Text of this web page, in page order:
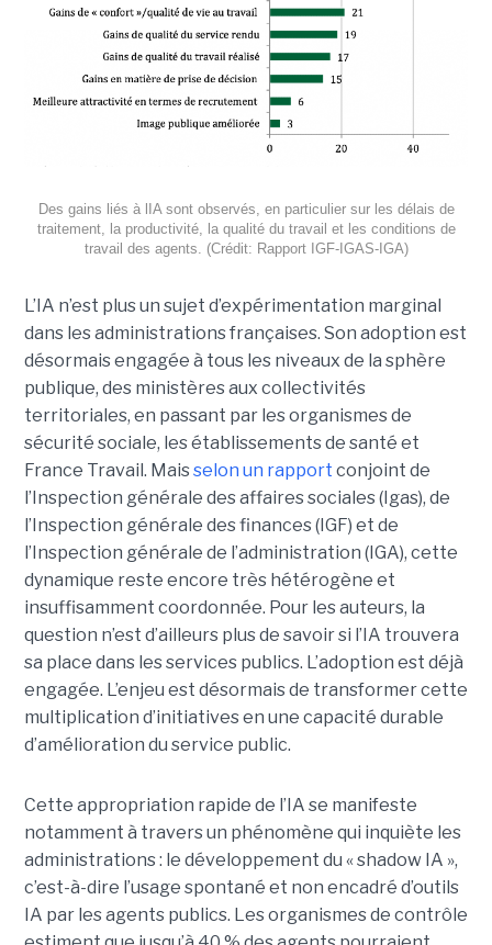
Des gains liés à lIA sont observés, en particulier sur les délais de
traitement, la productivité, la qualité du travail et les conditions de
travail des agents. (Crédit: Rapport IGF-IGAS-IGA)
L’IA n’est plus un sujet d’expérimentation marginal
dans les administrations françaises. Son adoption est
désormais engagée à tous les niveaux de la sphère
publique, des ministères aux collectivités
territoriales, en passant par les organismes de
sécurité sociale, les établissements de santé et
France Travail. Maisselon un rapport conjoint de
l’Inspection générale des affaires sociales (Igas), de
l’Inspection générale des finances (IGF) et de
l’Inspection générale de l’administration (IGA), cette
dynamique reste encore très hétérogène et
insuffisamment coordonnée. Pour les auteurs, la
question n’est d’ailleurs plus de savoir si l’IA trouvera
sa place dans les services publics. L’adoption est déjà
engagée. L’enjeu est désormais de transformer cette
multiplication d’initiatives en une capacité durable
d’amélioration du service public.
Cette appropriation rapide de l’IA se manifeste
notamment à travers un phénomène qui inquiète les
administrations : le développement du « shadow IA »,
c’est-à-dire l’usage spontané et non encadré d’outils
IA par les agents publics. Les organismes de contrôle